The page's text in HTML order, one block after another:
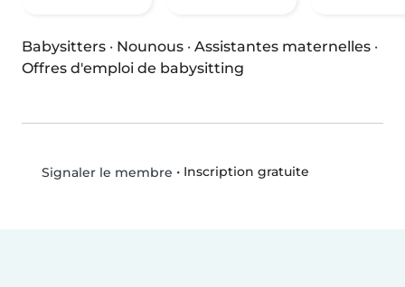
Babysitters · Nounous · Assistantes maternelles ·
Offres d'emploi de babysitting
Signaler le membre • Inscription gratuite